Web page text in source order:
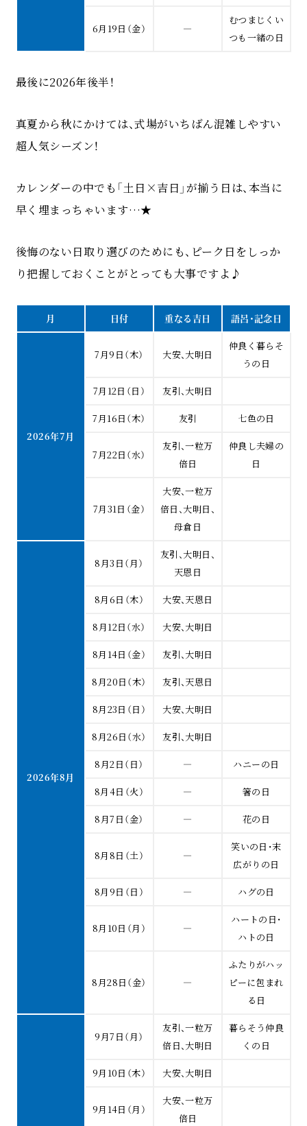
6月19日（金） ―
むつまじくい
つも一緒の日
最後に2026年後半！
真夏から秋にかけては、式場がいちばん混雑しやすい
超人気シーズン！
カレンダーの中でも「土日×吉日」が揃う日は、本当に
早く埋まっちゃいます…★
後悔のない日取り選びのためにも、ピーク日をしっか
り把握しておくことがとっても大事ですよ♪
月 日付 重なる吉日 語呂・記念日
2026年7月
7月9日（木） 大安、大明日
仲良く暮らそ
うの日
7月12日（日） 友引、大明日
7月16日（木） 友引 七色の日
7月22日（水）
友引、一粒万
倍日
仲良し夫婦の
日
7月31日（金）
大安、一粒万
倍日、大明日、
母倉日
2026年8月
8月3日（月）
友引、大明日、
天恩日
8月6日（木） 大安、天恩日
8月12日（水） 大安、大明日
8月14日（金） 友引、大明日
8月20日（木） 友引、天恩日
8月23日（日） 大安、大明日
8月26日（水） 友引、大明日
8月2日（日） ― ハニーの日
8月4日（火） ― 箸の日
8月7日（金） ― 花の日
8月8日（土） ―
笑いの日・末
広がりの日
8月9日（日） ― ハグの日
8月10日（月） ―
ハートの日・
ハトの日
8月28日（金） ―
ふたりがハッ
ピーに包まれ
る日
9月7日（月）
友引、一粒万
倍日、大明日
暮らそう仲良
くの日
9月10日（木） 大安、大明日
9月14日（月）
大安、一粒万
倍日